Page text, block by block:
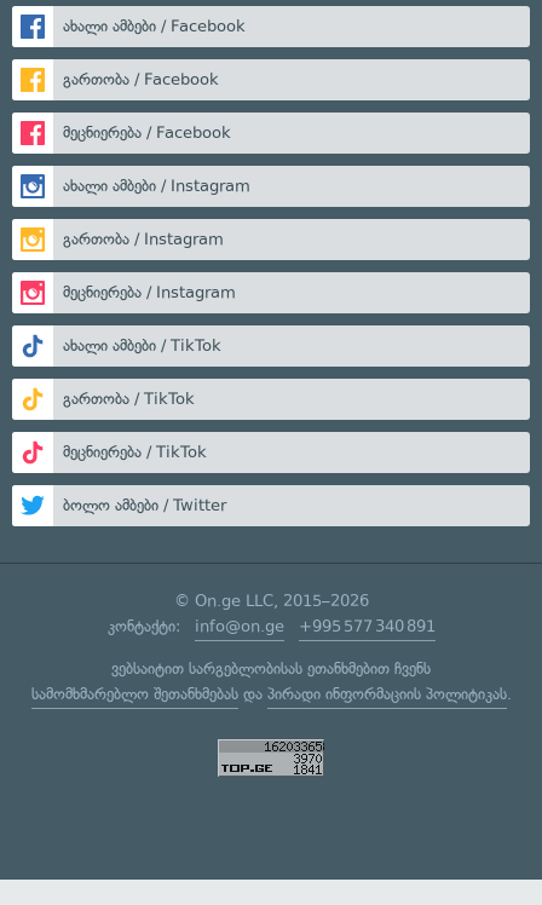
ახალი ამბები / Facebook
გართობა / Facebook
მეცნიერება / Facebook
ახალი ამბები / Instagram
გართობა / Instagram
მეცნიერება / Instagram
ახალი ამბები / TikTok
გართობა / TikTok
მეცნიერება / TikTok
ბოლო ამბები / Twitter
© On.ge LLC, 2015–2026
კონტაქტი: info@on.ge +995 577 340 891
ვებსაიტით სარგებლობისას ეთანხმებით ჩვენს
სამომხმარებლო შეთანხმებასდა პირადი ინფორმაციის პოლიტიკას.